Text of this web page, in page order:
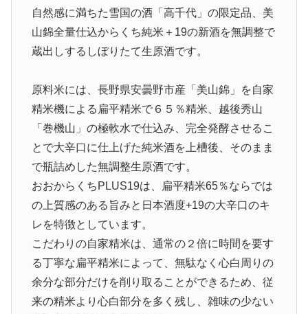
自然感に満ちた雪国の酒「高千代」の限定品、美
山錦全量仕込からくち純米＋19の新酒を無調整で
蔵出しするしぼりたて生原酒です。
原料米には、長野県安曇野市産「美山錦」を自家
精米機による扁平精米で６５％精米、越後秀山
「巻機山」の極軟水で仕込み、完全発酵させるこ
とで大辛口に仕上げた純米酒を上槽後、そのまま
で瓶詰めした無調整生原酒です。
おおからくちPLUS19は、扁平精米65％ならでは
の上質感のある旨みと日本酒度+19の大辛口のキ
レを特徴としています。
こだわりの自家精米は、通常の２倍に時間を要す
る丁寧な扁平精米によって、無駄なく心白周りの
余分な部分だけを削り取ることができるため、従
来の精米より心白部分を多く残し、雑味の少ない